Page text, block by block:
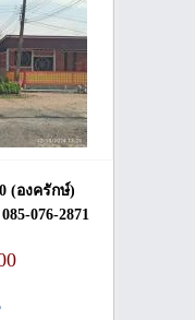
(องครักษ์)
076-2871